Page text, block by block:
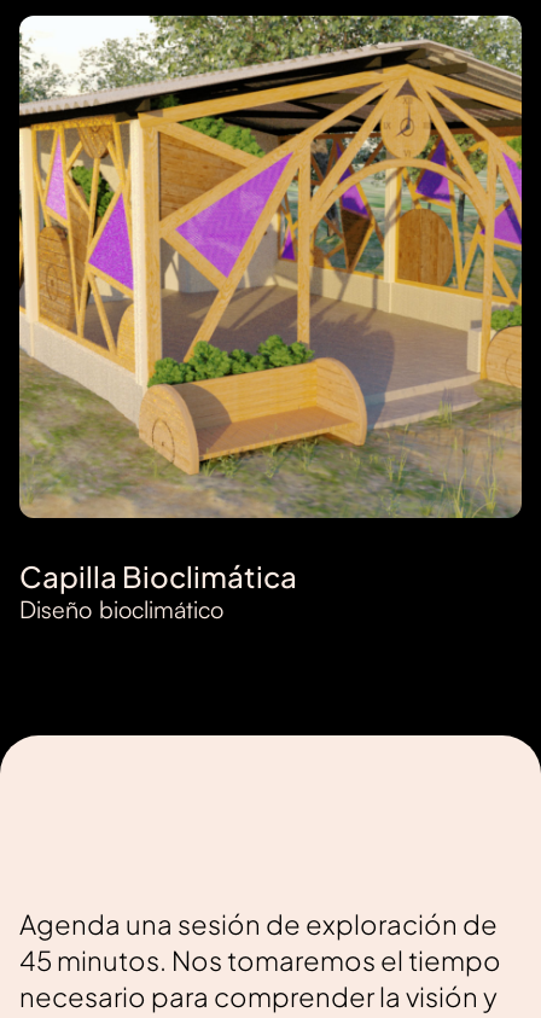
Capilla Bioclimática
Diseño bioclimático
Agenda una sesión de exploración de
45 minutos. Nos tomaremos el tiempo
necesario para comprender la visión y